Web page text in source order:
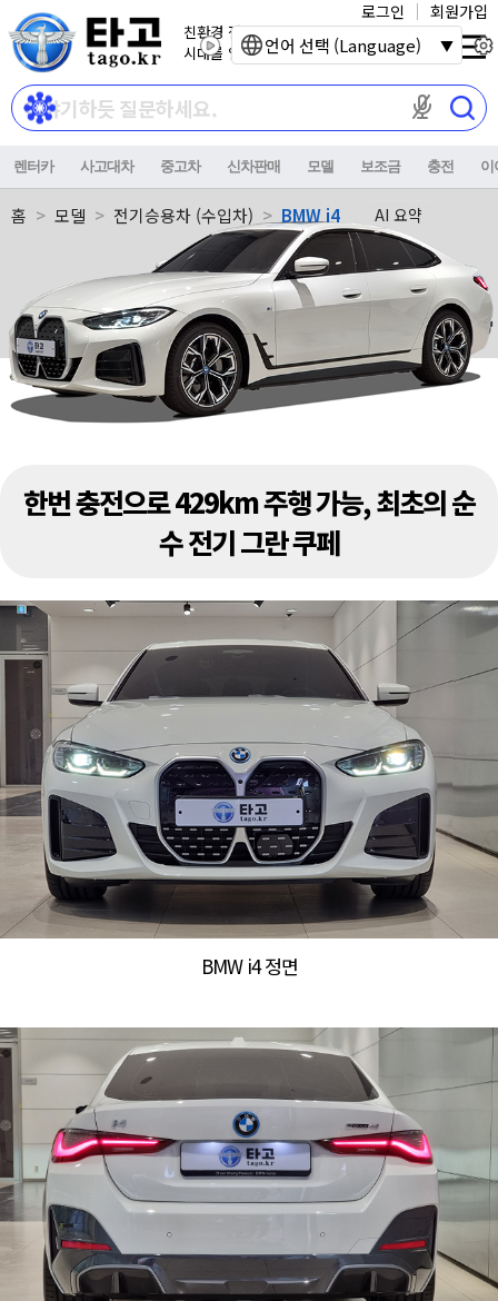
친환경 전기자동차
시대를 열어갑니다.
마이크 권한이
로그인 회원가입
렌터카 사고대차 중고차 신차판매 모델 보조금 충전 이
홈 모델 전기승용차 (수입차) BMW i4 AI 요약
한번 충전으로 429km 주행 가능, 최초의 순
수 전기 그란 쿠페
BMW i4 정면
언어 선택 (Language)